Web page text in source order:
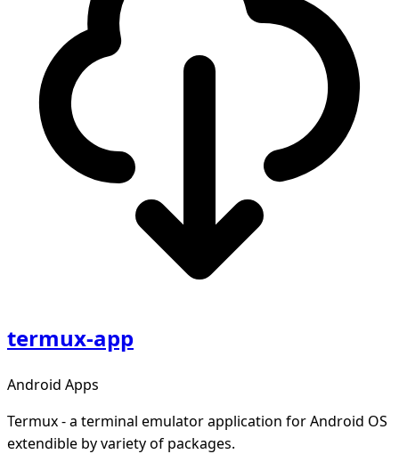
termux-app
Android Apps
Termux - a terminal emulator application for Android OS
extendible by variety of packages.